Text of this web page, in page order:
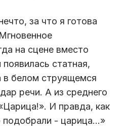
за что я готова
на сцене вместо
статная,
в белом струящемся
речи. А из среднего
И правда, как
подобрали - царица...»